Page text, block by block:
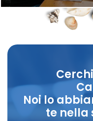
Noi lo
te nella